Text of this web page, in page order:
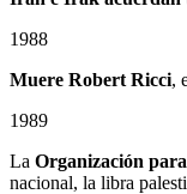
1988
Muere Robert Ricci,
1989
La Organización
nacional, la libra